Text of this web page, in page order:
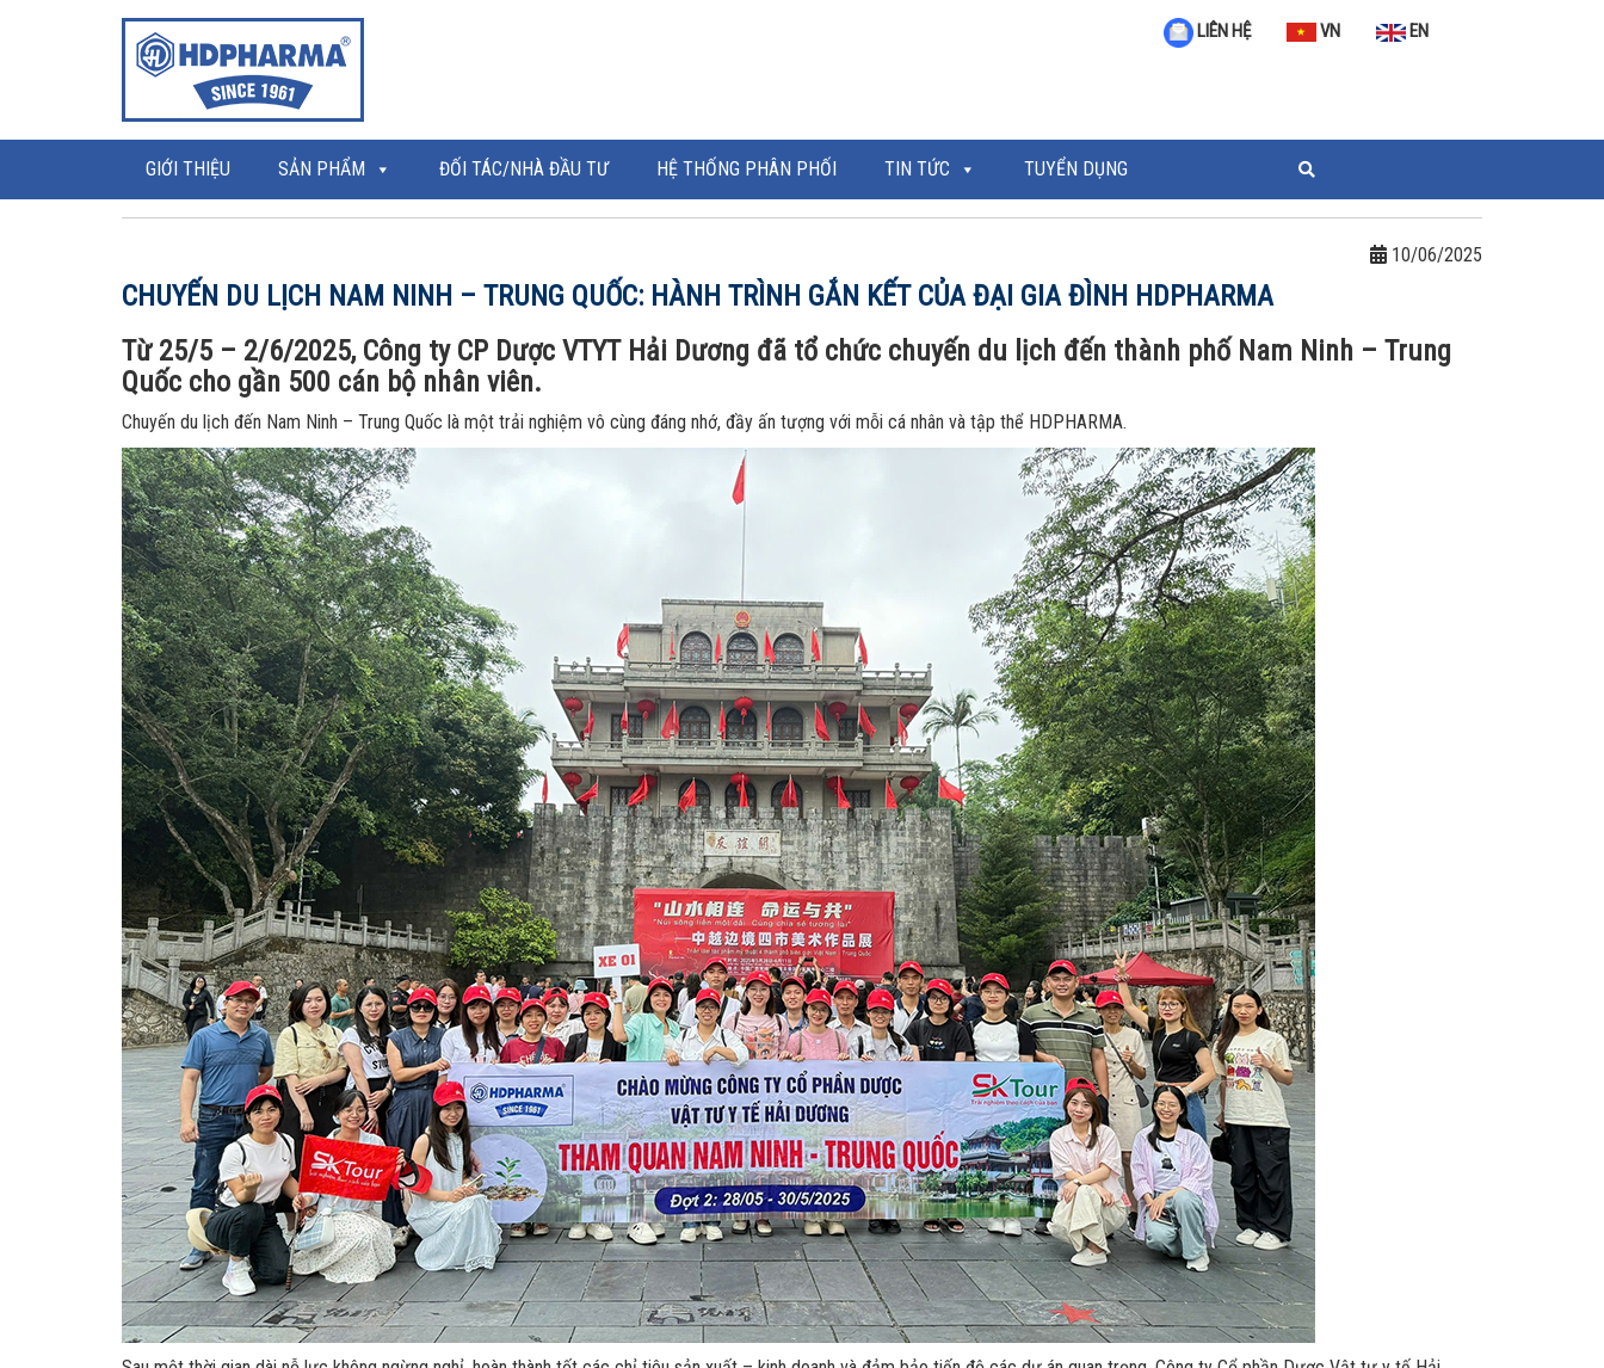
LIÊN HỆ VN EN
GIỚI THIỆU SẢN PHẨM ĐỐI TÁC/NHÀ ĐẦU TƯ HỆ THỐNG PHÂN PHỐI TIN TỨC TUYỂN DỤNG
10/06/2025
CHUYẾN DU LỊCH NAM NINH – TRUNG QUỐC: HÀNH TRÌNH GẮN KẾT CỦA ĐẠI GIA ĐÌNH HDPHARMA
Từ 25/5 – 2/6/2025, Công ty CP Dược VTYT Hải Dương đã tổ chức chuyến du lịch đến thành phố Nam Ninh – Trung
Quốc cho gần 500 cán bộ nhân viên.
Chuyến du lịch đến Nam Ninh – Trung Quốc là một trải nghiệm vô cùng đáng nhớ, đầy ấn tượng với mỗi cá nhân và tập thể HDPHARMA.